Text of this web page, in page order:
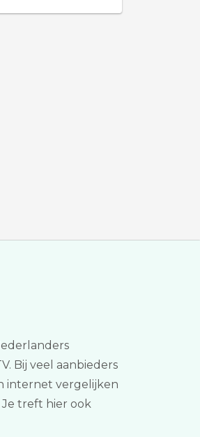
Bij veel aanbieders
internet vergelijken
treft hier ook